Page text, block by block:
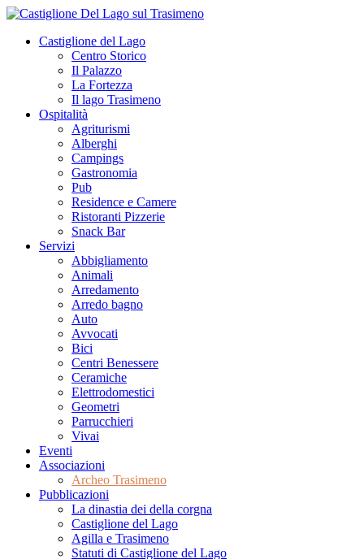
Castiglione del Lago
Centro Storico
Il Palazzo
La Fortezza
Il lago Trasimeno
Ospitalità
Agriturismi
Alberghi
Campings
Gastronomia
Pub
Residence e Camere
Ristoranti Pizzerie
Snack Bar
Servizi
Abbigliamento
Animali
Arredamento
Arredo bagno
Auto
Avvocati
Bici
Centri Benessere
Ceramiche
Elettrodomestici
Geometri
Parrucchieri
Vivai
Eventi
Associazioni
Archeo Trasimeno
Pubblicazioni
La dinastia dei della corgna
Castiglione del Lago
Agilla e Trasimeno
Statuti di Castiglione del Lago